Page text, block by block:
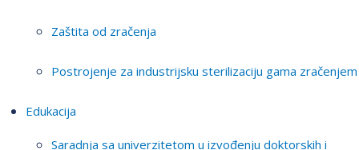
Zaštita od zračenja
Postrojenje za industrijsku sterilizaciju gama zračenjem
Edukacija
Saradnja sa univerzitetom u izvođenju doktorskih i